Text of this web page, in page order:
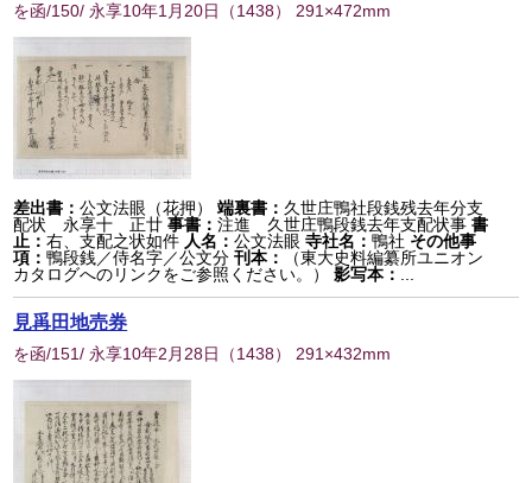
を函/150/ 永享10年1月20日 （1438） 291×472mm
差出書：公文法眼（花押） 端裏書： 久世庄鴨社段銭残去年分支
配状 永享十 正廿 事書：注進 久世庄鴨段銭去年支配状事 書
止：右、支配之状如件 人名：公文法眼 寺社名：鴨社 その他事
項：鴨段銭／侍名字／公文分 刊本：
（東大史料編纂所ユニオン
カタログへのリンクをご参照ください。）
影写本：
見爯田地売券
を函/151/ 永享10年2月28日 （1438） 291×432mm